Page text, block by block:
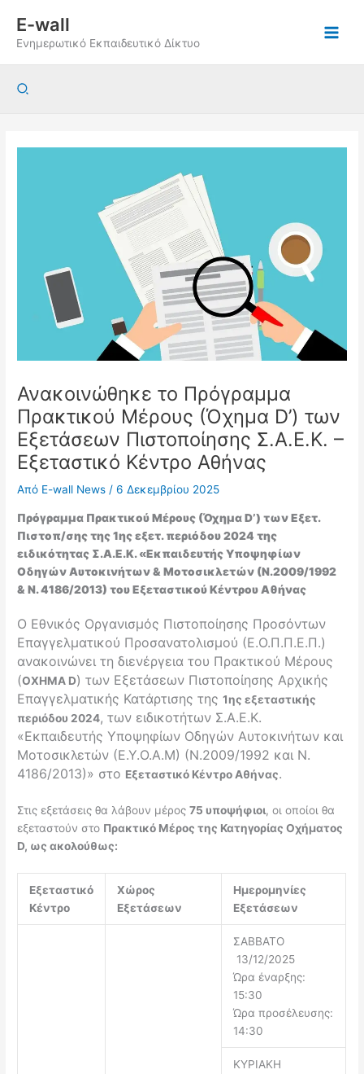
περιεχόμενο
E-wall
Ενημερωτικό Εκπαιδευτικό Δίκτυο
Αναζήτηση
Ανακοινώθηκε το Πρόγραμμα
Πρακτικού Μέρους (Όχημα D’) των
Εξετάσεων Πιστοποίησης Σ.Α.Ε.Κ. –
Εξεταστικό Κέντρο Αθήνας
Από E-wall News /6 Δεκεμβρίου 2025
Πρόγραμμα Πρακτικού Μέρους (Όχημα D’) των Εξετ.
Πιστοπ/σης της 1ης εξετ. περιόδου 2024 της
ειδικότητας Σ.Α.Ε.Κ. «Εκπαιδευτής Υποψηφίων
Οδηγών Αυτοκινήτων & Μοτοσικλετών (Ν.2009/1992
& Ν. 4186/2013) του Εξεταστικού Κέντρου Αθήνας
Ο Εθνικός Οργανισμός Πιστοποίησης Προσόντων
Επαγγελματικού Προσανατολισμού (Ε.Ο.Π.Π.Ε.Π.)
ανακοινώνει τη διενέργεια του Πρακτικού Μέρους
(ΟΧΗΜΑ D) των Εξετάσεων Πιστοποίησης Αρχικής
Επαγγελματικής Κατάρτισης της1ης εξεταστικής
περιόδου 2024, των ειδικοτήτων Σ.Α.Ε.Κ.
«Εκπαιδευτής Υποψηφίων Οδηγών Αυτοκινήτων και
Μοτοσικλετών (Ε.Υ.Ο.Α.Μ) (Ν.2009/1992 και Ν.
4186/2013)» στο Εξεταστικό Κέντρο Αθήνας.
Στις εξετάσεις θα λάβουν μέρος75 υποψήφιοι, οι οποίοι θα
εξεταστούν στο Πρακτικό Μέρος της Κατηγορίας Οχήματος
D, ως ακολούθως:
Εξεταστικό
Κέντρο
Χώρος
Εξετάσεων
Ημερομηνίες
Εξετάσεων
ΣΑΒΒΑΤΟ
13/12/2025
Ώρα έναρξης:
15:30
Ώρα προσέλευσης:
14:30
ΚΥΡΙΑΚΗ